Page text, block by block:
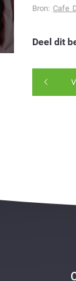
Bron: Cafe
Deel dit